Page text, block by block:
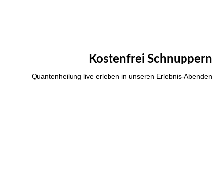
Kostenfrei Schnuppern
Quantenheilung live erleben in unseren Erlebnis-Abenden